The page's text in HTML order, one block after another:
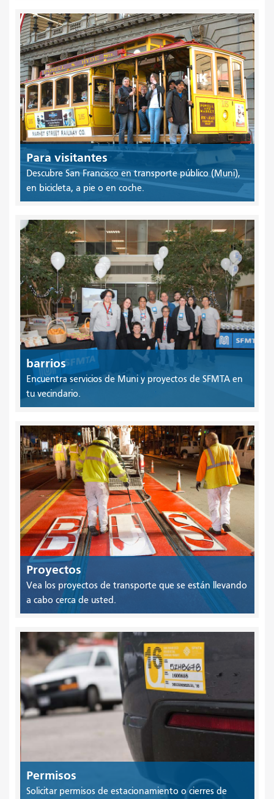
Para visitantes
Descubre San Francisco en transporte público (Muni),
en bicicleta, a pie o en coche.
barrios
Encuentra servicios de Muni y proyectos de SFMTA en
tu vecindario.
Proyectos
Vea los proyectos de transporte que se están llevando
a cabo cerca de usted.
Permisos
Solicitar permisos de estacionamiento o cierres de